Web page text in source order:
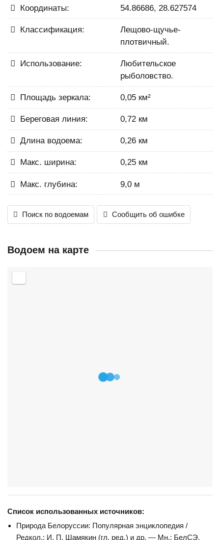
Координаты: 54.86686, 28.627574
Классификация:
Лещово-щучье-
плотвичный.
Использование:
Любительское
рыболовство.
Площадь зеркала: 0,05 км²
Береговая линия: 0,72 км
Длина водоема: 0,26 км
Макс. ширина: 0,25 км
Макс. глубина: 9,0 м
Поиск по водоемам Сообщить об ошибке
Водоем на карте
Список использованных источников:
Природа Белоруссии: Популярная энциклопедия /
Редкол.: И. П. Шамякин (гл. ред.) и др. — Мн.: БелСЭ,